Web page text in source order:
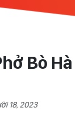
Bò
18, 2023